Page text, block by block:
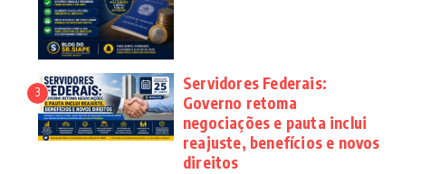
3
Servidores Federais:
Governo retoma
negociações e pauta inclui
reajuste, benefícios e novos
direitos